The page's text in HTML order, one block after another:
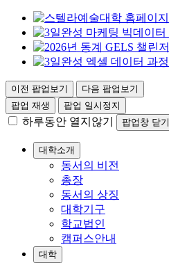
이전 팝업보기
다음 팝업보기
팝업 재생
팝업 일시정지
하루동안 열지않기 팝업창 닫기
대학소개
동서의 비전
총장
동서의 상징
대학기구
학교법인
캠퍼스안내
대학